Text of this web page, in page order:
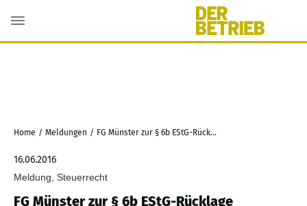
Home / Meldungen / FG Münster zur § 6b EStG-Rücklage
16.06.2016
Meldung, Steuerrecht
FG Münster zur § 6b EStG-Rücklage